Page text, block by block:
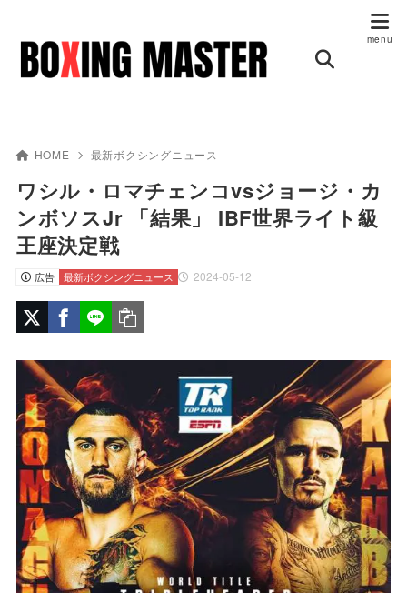
HOME 最新ボクシングニュース
ワシル・ロマチェンコvsジョージ・カ
ンボソスJr 「結果」 IBF世界ライト級
王座決定戦
広告 2024-05-12
最新ボクシングニュース